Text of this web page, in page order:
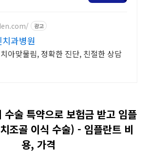
광고
과병원
아맞물림, 정확한 진단, 친절한 상담
수술 특약으로 보험금 받고 임플
조골 이식 수술) - 임플란트 비
용, 가격